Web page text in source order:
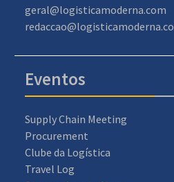
geral@logisticamoderna.com
Eventos
Supply Chain Meeting
Procurement
Clube da Logística
Travel Log